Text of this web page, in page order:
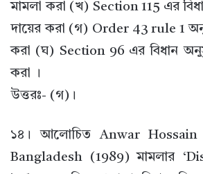
মামলা করা (খ) Section 115 এর
দায়ের করা (গ) Order 43 rule 1
করা (ঘ) Section 96 এর বিধান
করা ।
উত্তরঃ- (গ)।
১৪। আলোচিত Anwar Hossain
Bangladesh (1989) মামলার